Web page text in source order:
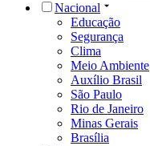
Nacional
Educação
Segurança
Clima
Meio Ambiente
Auxílio Brasil
São Paulo
Rio de Janeiro
Minas Gerais
Brasília